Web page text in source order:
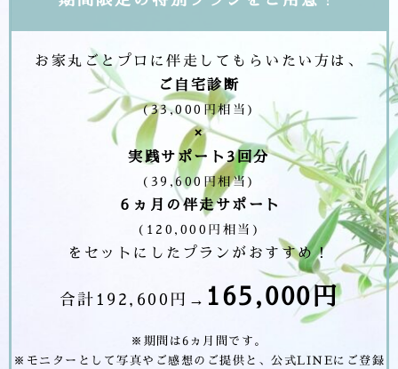
お家丸ごとプロに伴走してもらいたい方は、
ご自宅診断
(33,000円相当)
×
実践サポート3回分
(39,600円相当)
６ヵ月の伴走サポート
(120,000円相当)
をセットにしたプランがおすすめ！
合計192,600円→ 165,000円
※期間は6ヵ月間です。
※モニターとして写真やご感想のご提供と、公式LINEにご登録